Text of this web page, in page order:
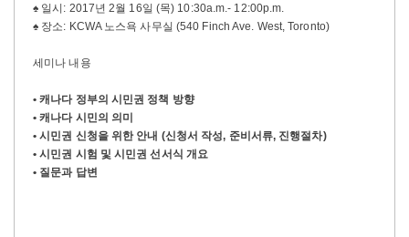
♠ 일시: 2017년 2월 16일 (목) 10:30a.m.- 12:00p.m.
♠ 장소: KCWA 노스욕 사무실 (540 Finch Ave. West, Toronto)
세미나 내용
• 캐나다 정부의 시민권 정책 방향
• 캐나다 시민의 의미
• 시민권 신청을 위한 안내 (신청서 작성, 준비서류, 진행절차)
• 시민권 시험 및 시민권 선서식 개요
• 질문과 답변